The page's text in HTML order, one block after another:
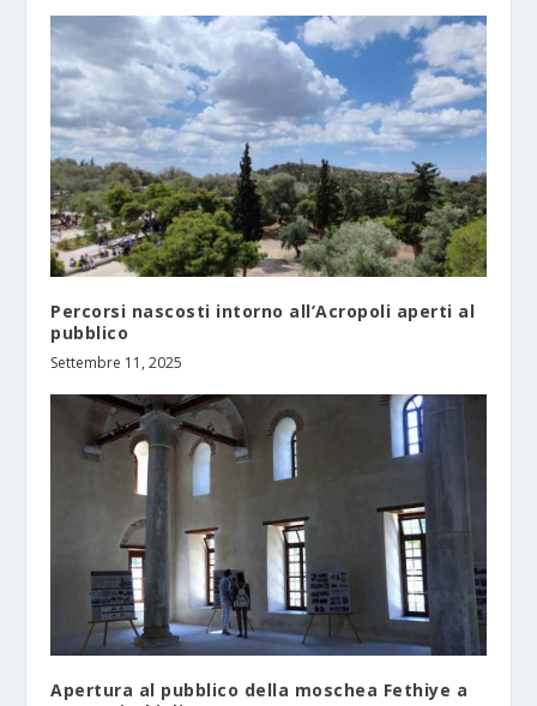
Percorsi nascosti intorno all’Acropoli aperti al
pubblico
Settembre 11, 2025
Apertura al pubblico della moschea Fethiye a